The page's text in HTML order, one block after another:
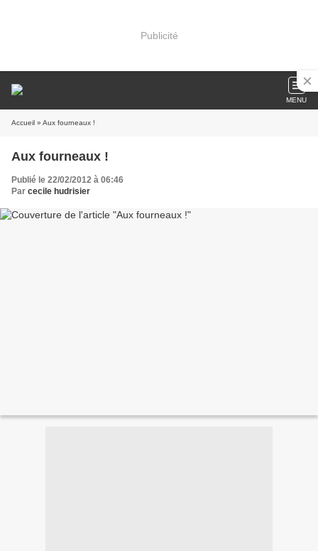
Publicité
MENU
Accueil » Aux fourneaux !
Aux fourneaux !
Publié le 22/02/2012 à 06:46
Par cecile hudrisier